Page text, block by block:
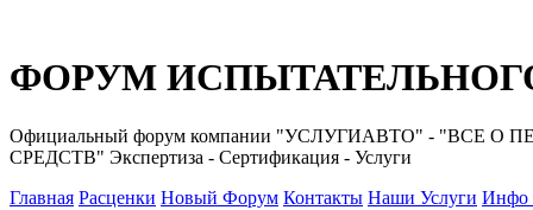
ФОРУМ
Официальный форум компании "УСЛУГИАВТО" -
СРЕДСТВ" Экспертиза - Сертификация - Услуги
Главная Расценки Новый Форум Контакты Наши Услуги Инфо